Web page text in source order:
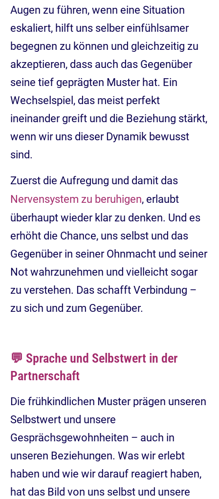
Augen zu führen, wenn eine Situation
eskaliert, hilft uns selber einfühlsamer
begegnen zu können und gleichzeitig zu
akzeptieren, dass auch das Gegenüber
seine tief geprägten Muster hat. Ein
Wechselspiel, das meist perfekt
ineinander greift und die Beziehung stärkt,
wenn wir uns dieser Dynamik bewusst
sind.
Zuerst die Aufregung und damit das
Nervensystem zu beruhigen, erlaubt
überhaupt wieder klar zu denken. Und es
erhöht die Chance, uns selbst und das
Gegenüber in seiner Ohnmacht und seiner
Not wahrzunehmen und vielleicht sogar
zu verstehen. Das schafft Verbindung –
zu sich und zum Gegenüber.
💬 Sprache und Selbstwert in der
Partnerschaft
Die frühkindlichen Muster prägen unseren
Selbstwert und unsere
Gesprächsgewohnheiten – auch in
unseren Beziehungen. Was wir erlebt
haben und wie wir darauf reagiert haben,
hat das Bild von uns selbst und unsere